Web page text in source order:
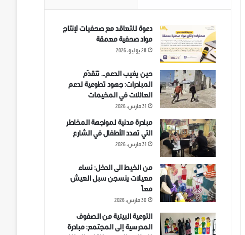
دعوة للتعاقد مع صحفيات لإنتاج
مواد صحفية معمقة
28 يوليو، 2026
حين يغيب الدعم… تتقدّم
المبادرات: جهود تطوعية لدعم
العائلات في المخيمات
31 مارس، 2026
مبادرة مدنية لمواجهة المخاطر
التي تهدد الأطفال في الشارع
31 مارس، 2026
من الخيط الى الدخل: نساء
معيلات ينسجن سبل العيش
معاً
30 مارس، 2026
التوعية البيئية من الصفوف
المدرسية إلى المجتمع: مبادرة